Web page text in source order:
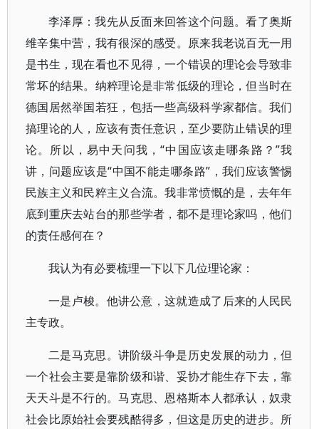
李泽厚：我先从反面来回答这个问题。看了奥斯
维辛集中营，我有很深的感受。原来我老说百无一用
是书生，现在看也不见得，一个错误的理论会导致非
常坏的结果。纳粹理论是非常低级的理论，但当时在
德国居然举国若狂，包括一些高级科学家都信。我们
搞理论的人，应该有责任意识，至少要防止错误的理
论。所以，易中天问我，“中国应该走哪条路？”我
讲，问题应该是“中国不能走哪条路”，我们应该警惕
民族主义和民粹主义合流。我非常愤慨的是，去年年
底到重庆去站台的那些学者，都不是理论家吗，他们
的责任感何在？
我认为有必要梳理一下以下几位理论家：
一是卢梭。他讲公意，这就造成了后来的人民民
主专政。
二是马克思。讲阶级斗争是历史发展的动力，但
一个社会主要是靠阶级和谐、妥协才能生存下去，靠
天天斗是不行的。马克思、恩格斯本人都承认，奴隶
社会比原始社会要残酷得多，但这是历史的进步。所